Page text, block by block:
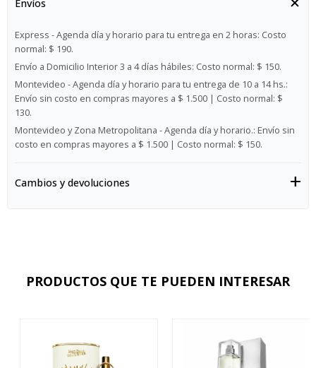
Envíos
Express - Agenda día y horario para tu entrega en 2 horas: Costo
normal: $ 190.
Envío a Domicilio Interior 3 a 4 días hábiles: Costo normal: $ 150.
Montevideo - Agenda día y horario para tu entrega de 10 a 14 hs.:
Envío sin costo en compras mayores a $ 1.500 | Costo normal: $
130.
Montevideo y Zona Metropolitana - Agenda día y horario.: Envío sin
costo en compras mayores a $ 1.500 | Costo normal: $ 150.
Cambios y devoluciones
PRODUCTOS QUE TE PUEDEN INTERESAR